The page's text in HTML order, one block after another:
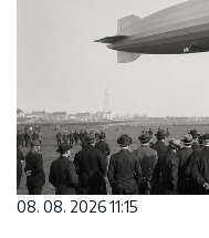
08. 08. 2026 11:15